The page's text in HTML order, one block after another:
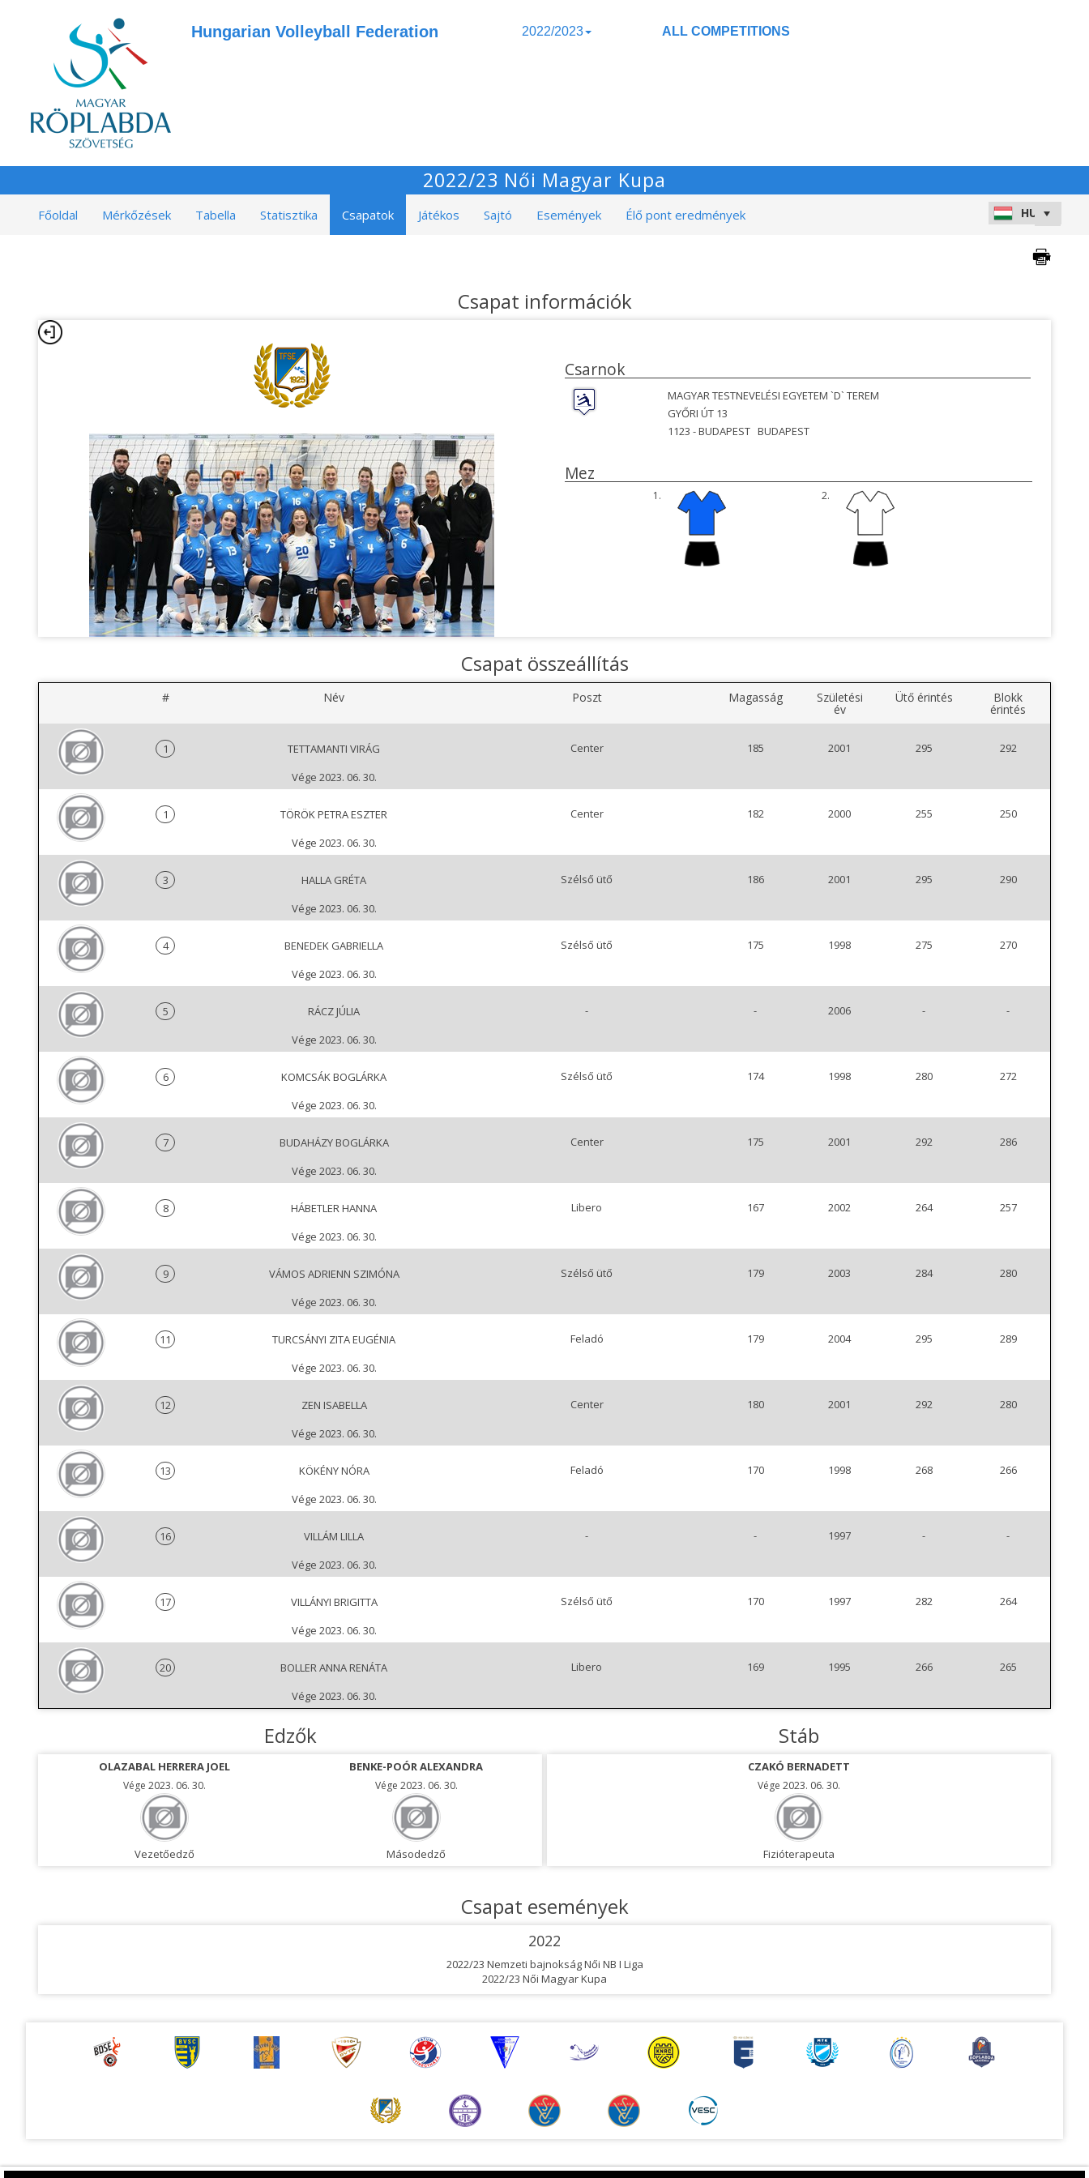
Hungarian Volleyball Federation 2022/2023 ALL COMPETITIONS
2022/23 Női Magyar Kupa
Főoldal Mérkőzések Tabella Statisztika Csapatok Játékos Sajtó Események Élő pont eredmények
Csapat információk
Csarnok
MAGYAR TESTNEVELÉSI EGYETEM `D` TEREM
GYŐRI ÚT 13
1123 -BUDAPEST BUDAPEST
Mez
1. 2.
Csapat összeállítás
# Név Poszt Magasság Születési
év
Ütő érintés Blokk
érintés
1
TETTAMANTI VIRÁG
Vége 2023. 06. 30.
Center 185 2001 295 292
1
TÖRÖK PETRA ESZTER
Vége 2023. 06. 30.
Center 182 2000 255 250
3
HALLA GRÉTA
Vége 2023. 06. 30.
Szélső ütő 186 2001 295 290
4
BENEDEK GABRIELLA
Vége 2023. 06. 30.
Szélső ütő 175 1998 275 270
5
RÁCZ JÚLIA
Vége 2023. 06. 30.
- - 2006 - -
6
KOMCSÁK BOGLÁRKA
Vége 2023. 06. 30.
Szélső ütő 174 1998 280 272
7
BUDAHÁZY BOGLÁRKA
Vége 2023. 06. 30.
Center 175 2001 292 286
8
HÁBETLER HANNA
Vége 2023. 06. 30.
Libero 167 2002 264 257
9
VÁMOS ADRIENN SZIMÓNA
Vége 2023. 06. 30.
Szélső ütő 179 2003 284 280
11
TURCSÁNYI ZITA EUGÉNIA
Vége 2023. 06. 30.
Feladó 179 2004 295 289
12
ZEN ISABELLA
Vége 2023. 06. 30.
Center 180 2001 292 280
13
KÖKÉNY NÓRA
Vége 2023. 06. 30.
Feladó 170 1998 268 266
16
VILLÁM LILLA
Vége 2023. 06. 30.
- - 1997 - -
17
VILLÁNYI BRIGITTA
Vége 2023. 06. 30.
Szélső ütő 170 1997 282 264
20
BOLLER ANNA RENÁTA
Vége 2023. 06. 30.
Libero 169 1995 266 265
Edzők
OLAZABAL HERRERA JOEL
Vége 2023. 06. 30.
Vezetőedző
BENKE-POÓR ALEXANDRA
Vége 2023. 06. 30.
Másodedző
Stáb
CZAKÓ BERNADETT
Vége 2023. 06. 30.
Fizióterapeuta
Csapat események
2022
2022/23 Nemzeti bajnokság Női NB I Liga
2022/23 Női Magyar Kupa